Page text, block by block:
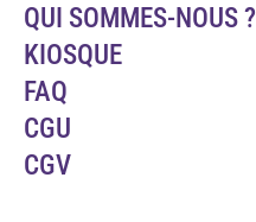
QUI SOMMES-NOUS ?
KIOSQUE
FAQ
CGU
CGV